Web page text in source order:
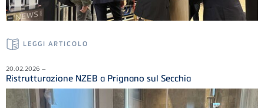
LEGGI ARTICOLO
20.02.2026 –
Ristrutturazione NZEB a Prignano sul Secchia